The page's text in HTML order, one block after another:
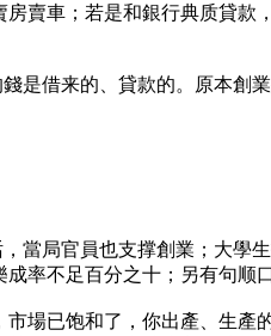
賣車；若是和銀行典质貸
是借来的、貸款的。原本創
當局官員也支撑創業；大
率不足百分之十；另有句顺
場已饱和了，你出產、生